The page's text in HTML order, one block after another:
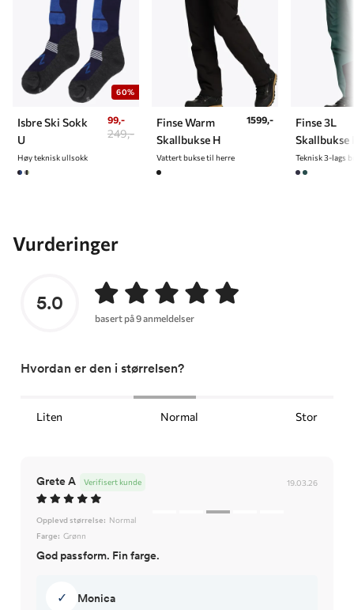
60%
Isbre Ski Sokk
U
Høy teknisk ullsokk
99,-
249,-
Finse Warm
Skallbukse H
Vattert bukse til herre
1599,-
Finse 3L
Skallbukse
Vurderinger
5.0
basert på 9 anmeldelser
Hvordan er den i størrelsen?
Liten Normal Stor
Grete A 19.03.26
Verifisert kunde
Opplevd størrelse: Normal
Farge: Grønn
God passform. Fin farge.
✓
Monica